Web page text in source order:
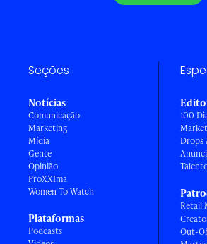
Seções
Notícias
Comunicação
Marketing
Mídia
Gente
Opinião
ProXXIma
Women To Watch
Plataformas
Podcasts
100
Drops
Retail
Out-